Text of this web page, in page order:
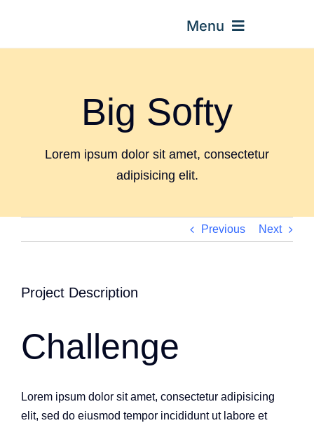
content
Menu
Giới Thiệu
Dịch Vụ
Case Study
Big Softy
Lorem ipsum dolor sit amet, consectetur
adipisicing elit.
Previous Next
Project Description
Challenge
Lorem ipsum dolor sit amet, consectetur adipisicing
elit, sed do eiusmod tempor incididunt ut labore et